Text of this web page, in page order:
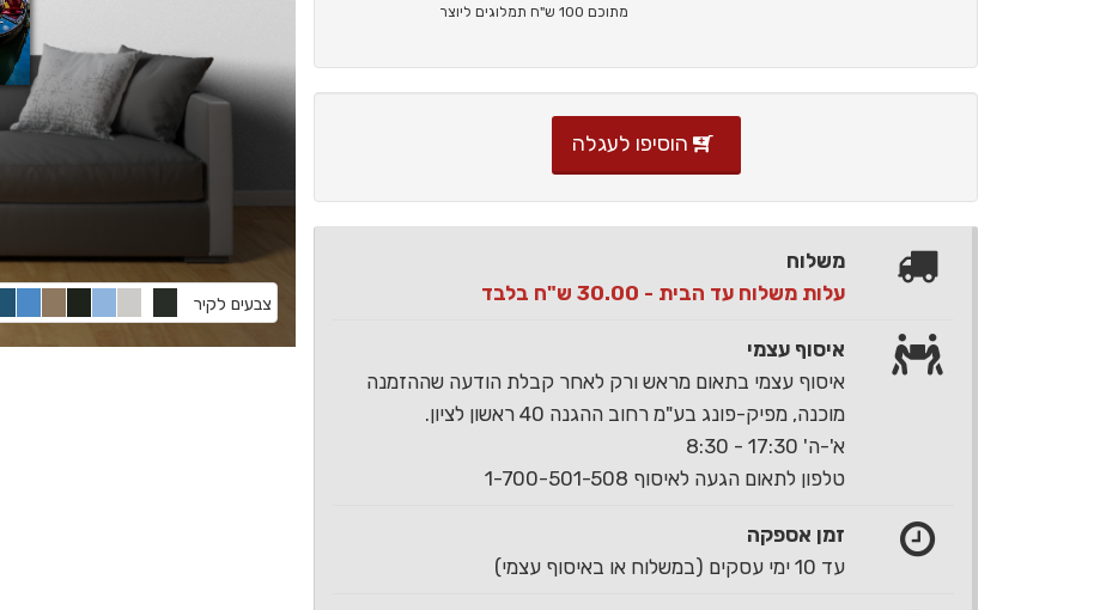
צבעים לקיר
מתוכם 100 ש"ח תמלוגים ליוצר
הוסיפו לעגלה
משלוח
עלות משלוח עד הבית - 30.00 ש"ח בלבד
איסוף עצמי
איסוף עצמי בתאום מראש ורק לאחר קבלת הודעה שההזמנה
מוכנה, מפיק-פונג בע"מ רחוב ההגנה 40 ראשון לציון.
א'-ה' 17:30 - 8:30
טלפון לתאום הגעה לאיסוף 1-700-501-508
זמן אספקה
עד 10 ימי עסקים (במשלוח או באיסוף עצמי)